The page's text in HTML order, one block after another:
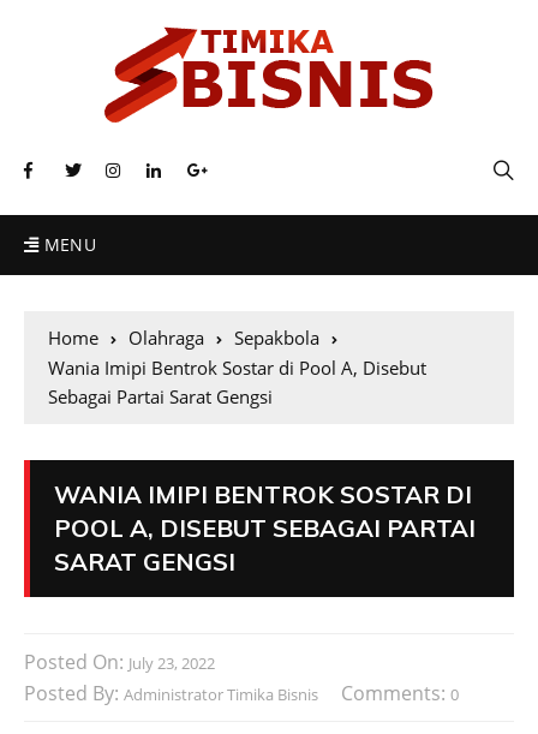
MENU
Home Olahraga
Sepakbola
Wania Imipi Bentrok Sostar di Pool A, Disebut
Sebagai Partai Sarat Gengsi
WANIA IMIPI BENTROK SOSTAR DI
POOL A, DISEBUT SEBAGAI PARTAI
SARAT GENGSI
Posted On: July 23, 2022
Posted By: Administrator Timika Bisnis Comments: 0